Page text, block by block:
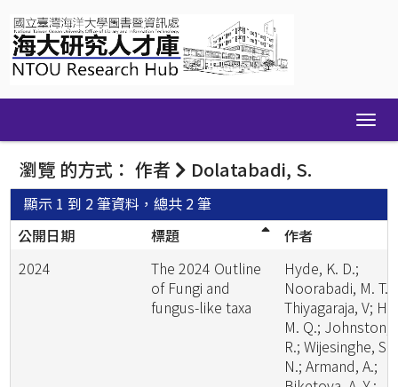
navigation
瀏覽 的方式： 作者 Dolatabadi, S.
顯示 1 到 2 筆資料，總共 2 筆
公開日期
標題
作者
2024
The 2024 Outline
of Fungi and
fungus-like taxa
Hyde, K. D.;
Noorabadi, M. T.;
Thiyagaraja, V;
M. Q.; Johnston,
R.; Wijesinghe, S.
N.; Armand, A.;